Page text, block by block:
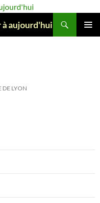
aujourd'hui
DE LYON